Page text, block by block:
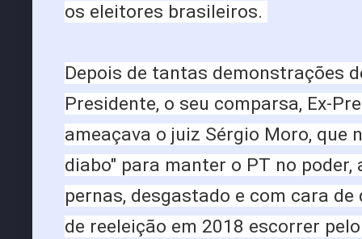
os eleitores brasileiros.
Depois de tantas demonstrações
Presidente, o seu comparsa, Ex-
ameaçava o juiz Sérgio Moro, que
diabo" para manter o PT no
pernas, desgastado e com cara
de reeleição em 2018 escorrer